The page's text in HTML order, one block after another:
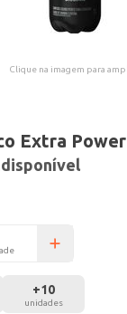
Clique na imagem para
Extra
+10
unidades